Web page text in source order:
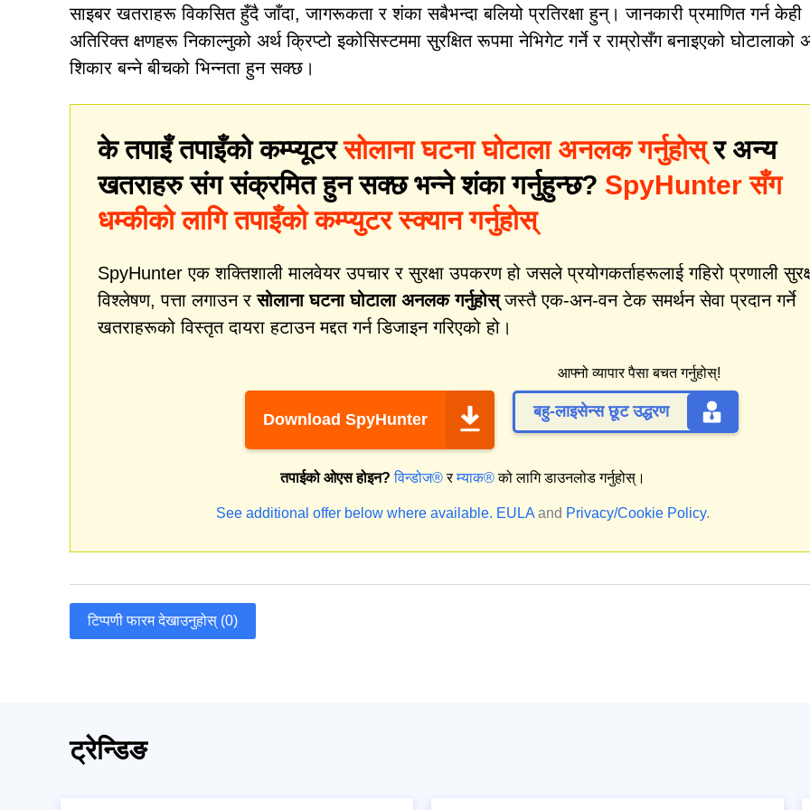
साइबर खतराहरू विकसित हुँदै जाँदा, जागरूकता र शंका सबैभन्दा बलियो प्रतिरक्षा हुन्। जानकारी प्रमाणित गर्न केही
अतिरिक्त क्षणहरू निकाल्नुको अर्थ क्रिप्टो इकोसिस्टममा सुरक्षित रूपमा नेभिगेट गर्ने र राम्रोसँग बनाइएको घोटालाको
शिकार बन्ने बीचको भिन्नता हुन सक्छ।
के तपाइँ तपाइँको कम्प्यूटरसोलाना घटना घोटाला अनलक गर्नुहोस्र अन्य
खतराहरु संग संक्रमित हुन सक्छ भन्ने शंका गर्नुहुन्छ? SpyHunter सँग
धम्कीको लागि तपाइँको कम्प्युटर स्क्यान गर्नुहोस्
SpyHunter एक शक्तिशाली मालवेयर उपचार र सुरक्षा उपकरण हो जसले प्रयोगकर्ताहरूलाई गहिरो प्रणाली
विश्लेषण, पत्ता लगाउन रसोलाना घटना घोटाला अनलक गर्नुहोस्जस्तै एक-अन-वन टेक समर्थन सेवा प्रदान गर्ने
खतराहरूको विस्तृत दायरा हटाउन मद्दत गर्न डिजाइन गरिएको हो।
Download SpyHunter
आफ्नो व्यापार पैसा बचत गर्नुहोस्!
बहु-लाइसेन्स छूट उद्धरण
तपाईको ओएस होइन? विन्डोज®रम्याक®को लागि डाउनलोड गर्नुहोस्।
See additional offer below where available. EULA and Privacy/Cookie Policy.
टिप्पणी फारम देखाउनुहोस् (0)
ट्रेन्डिङ